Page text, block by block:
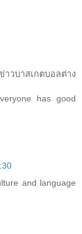
าวบาสเกตบอลต่าง
has good
and language